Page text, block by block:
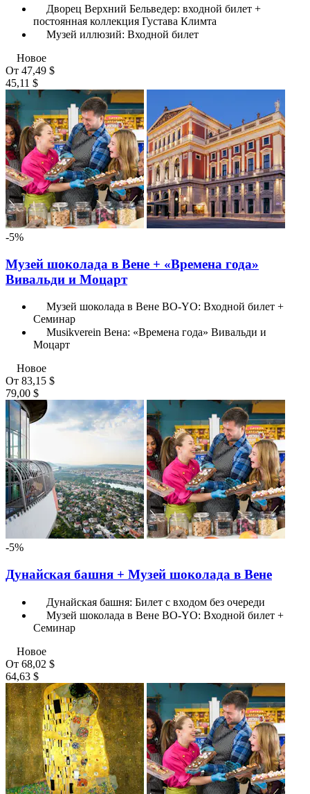
Дворец Верхний Бельведер: входной билет +
постоянная коллекция Густава Климта
Музей иллюзий: Входной билет
Новое
От 47,49 $
45,11 $
-5%
Музей шоколада в Вене + «Времена года»
Вивальди и Моцарт
Музей шоколада в Вене BO-YO: Входной билет +
Семинар
Musikverein Вена: «Времена года» Вивальди и
Моцарт
Новое
От 83,15 $
79,00 $
-5%
Дунайская башня + Музей шоколада в Вене
Дунайская башня: Билет с входом без очереди
Музей шоколада в Вене BO-YO: Входной билет +
Семинар
Новое
От 68,02 $
64,63 $